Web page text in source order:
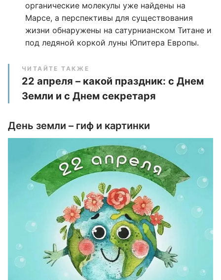
органические молекулы уже найдены на
Марсе, а перспективы для существования
жизни обнаружены на сатурнианском Титане и
под ледяной коркой луны Юпитера Европы.
ЧИТАЙТЕ ТАКЖЕ
22 апреля – какой праздник: с Днем
Земли и с Днем секретаря
День земли – гиф и картинки